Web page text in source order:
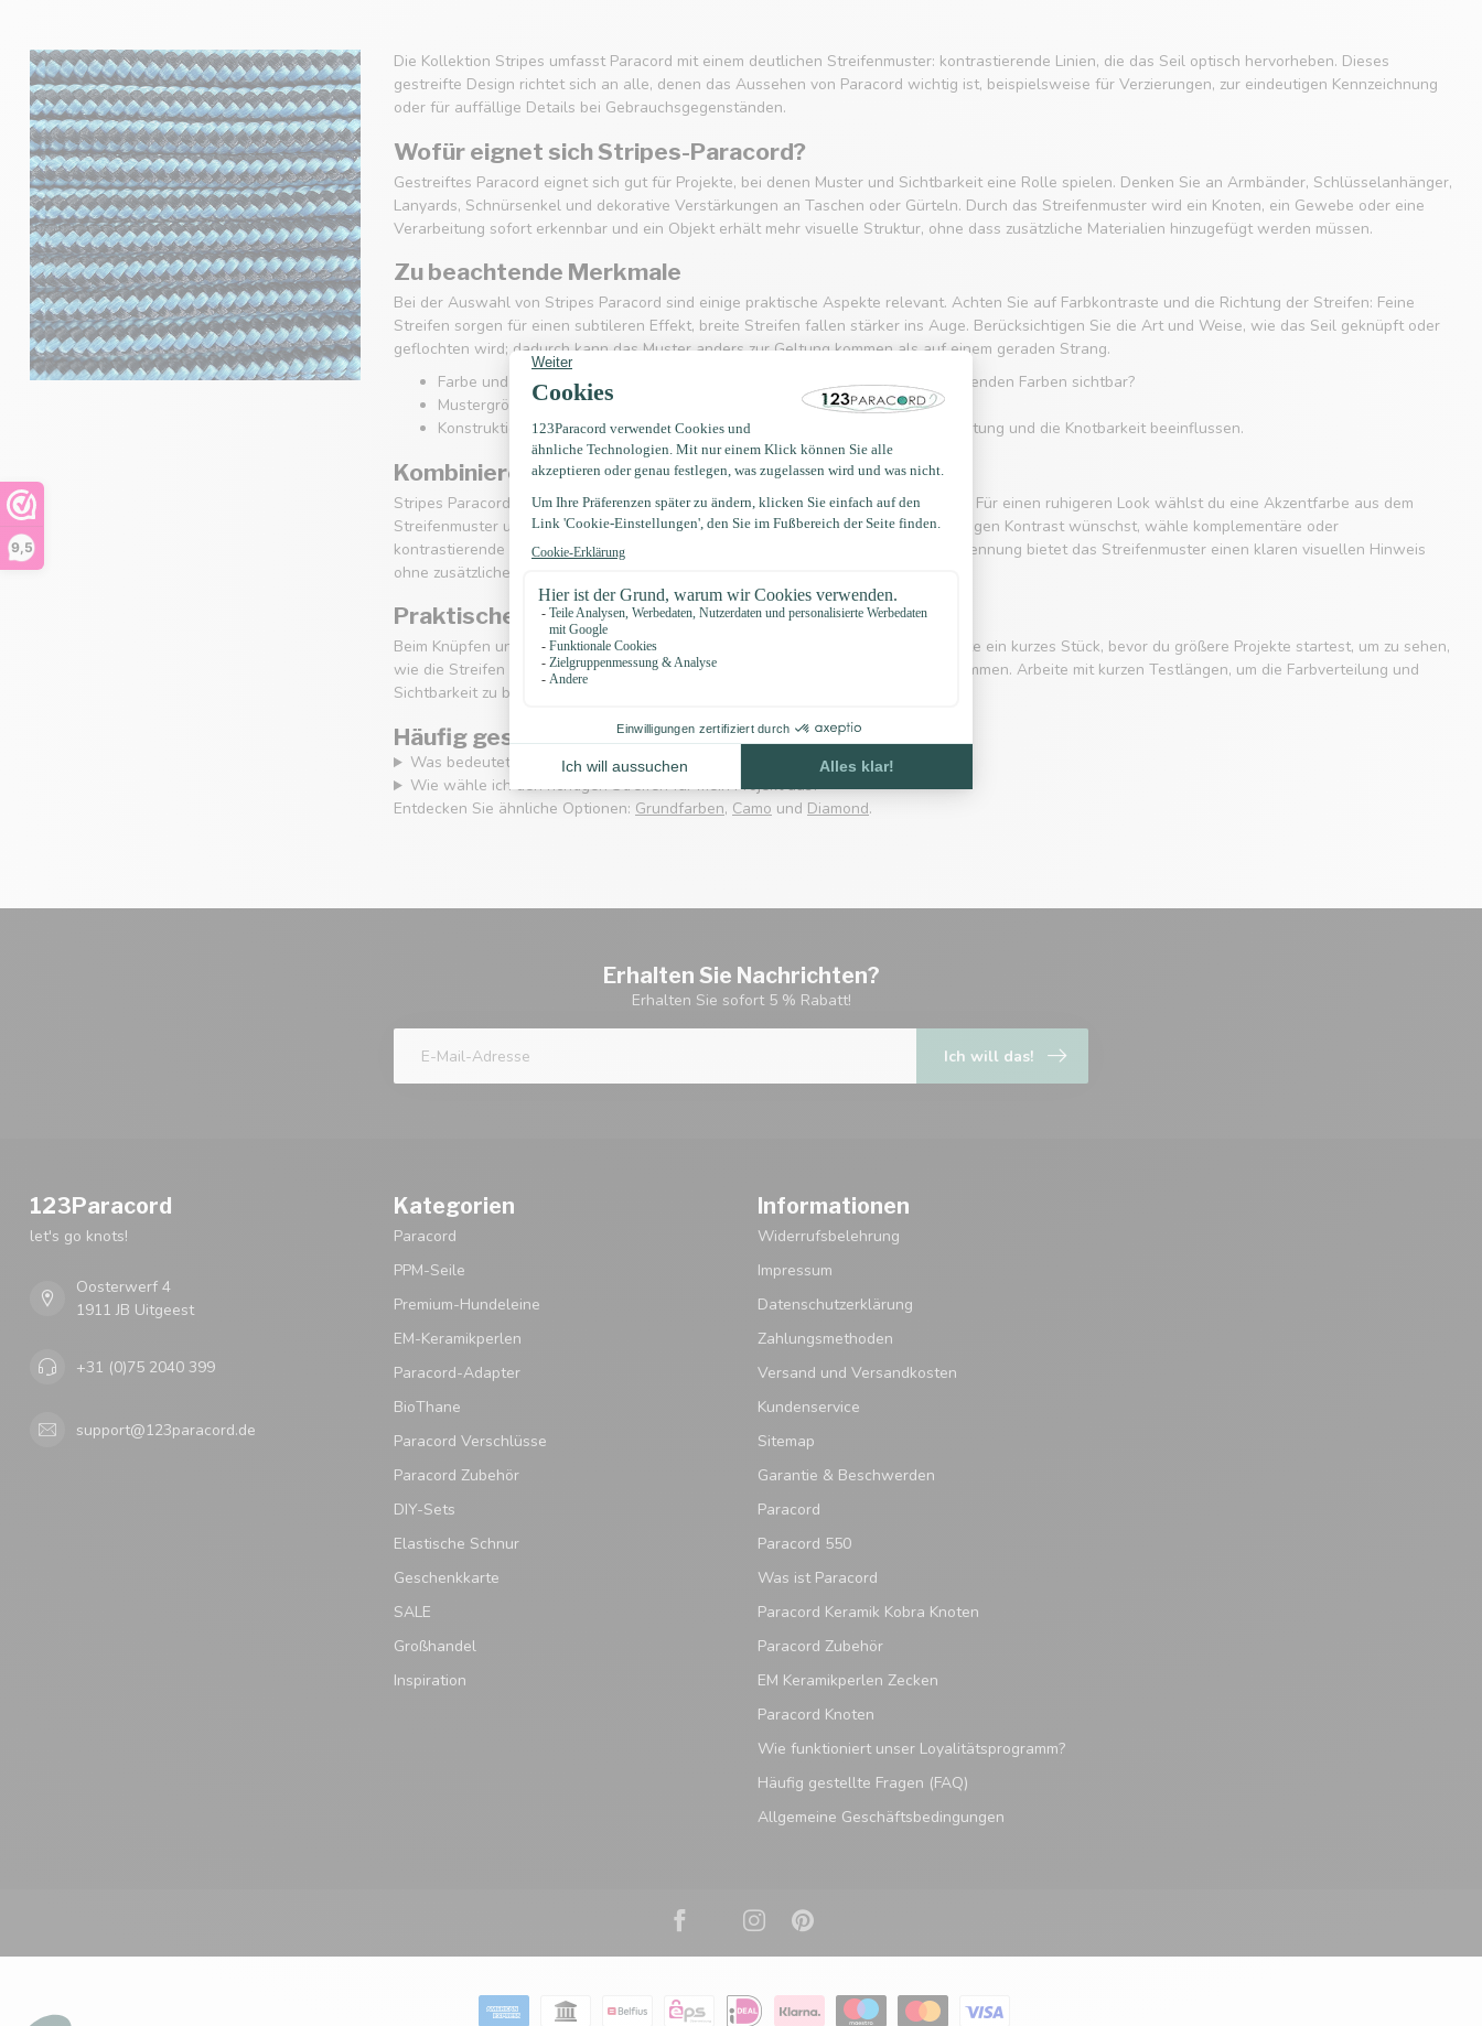
9,5
Die Kollektion Stripes umfasst Paracord mit einem deutlichen Streifenmuster: kontrastierende Linien, die das Seil optisch hervorheben. Dieses
gestreifte Design richtet sich an alle, denen das Aussehen von Paracord wichtig ist, beispielsweise für Verzierungen, zur eindeutigen Kennzeichnung
oder für auffällige Details bei Gebrauchsgegenständen.
Wofür eignet sich Stripes-Paracord?
Gestreiftes Paracord eignet sich gut für Projekte, bei denen Muster und Sichtbarkeit eine Rolle spielen. Denken Sie an Armbänder, Schlüsselanhänger,
Lanyards, Schnürsenkel und dekorative Verstärkungen an Taschen oder Gürteln. Durch das Streifenmuster wird ein Knoten, ein Gewebe oder eine
Verarbeitung sofort erkennbar und ein Objekt erhält mehr visuelle Struktur, ohne dass zusätzliche Materialien hinzugefügt werden müssen.
Zu beachtende Merkmale
Bei der Auswahl von Stripes Paracord sind einige praktische Aspekte relevant. Achten Sie auf Farbkontraste und die Richtung der Streifen: Feine
Streifen sorgen für einen subtileren Effekt, breite Streifen fallen stärker ins Auge. Berücksichtigen Sie die Art und Weise, wie das Seil geknüpft oder
geflochten wird; dadurch kann das Muster anders zur Geltung kommen als auf einem geraden Strang.
Farbe und Kontrast: Wie gut sind die Streifen in Kombination mit den umgebenden Farben sichtbar?
Mustergröße: Feine versus grobe Streifen beeinflussen das Endergebnis.
Konstruktion und Flexibilität: Bestimmte Musterwechsel können die Verarbeitung und die Knotbarkeit beeinflussen.
Kombinieren und Styling
Stripes Paracord lässt sich leicht mit Unifarben und anderen Mustern kombinieren. Für einen ruhigeren Look wählst du eine Akzentfarbe aus dem
Streifenmuster und kombinierst diese mit einer einfarbigen Schnur. Wenn du hingegen Kontrast wünschst, wähle komplementäre oder
kontrastierende Farbtöne. Für funktionale Anwendungen wie Markierung oder Erkennung bietet das Streifenmuster einen klaren visuellen Hinweis
ohne zusätzliches Etikett oder Label.
Praktische Tipps zur Verarbeitung
Beim Knüpfen und Flechten können sich die Streifen im Muster „verschieben“. Teste ein kurzes Stück, bevor du größere Projekte startest, um zu sehen,
wie die Streifen bei mehrfachen Knoten oder bei flachem Geflecht zur Geltung kommen. Arbeite mit kurzen Testlängen, um die Farbverteilung und
Sichtbarkeit zu beurteilen.
Häufig gestellte Fragen
Was bedeutet „Stripes“ in dieser Kollektion?
Wie wähle ich den richtigen Streifen für mein Projekt aus?
Entdecken Sie ähnliche Optionen: Grundfarben, Camo und Diamond.
Erhalten Sie Nachrichten?
Erhalten Sie sofort 5 % Rabatt!
Ich will das!
123Paracord
let's go knots!
Oosterwerf 4
1911 JB Uitgeest
+31 (0)75 2040 399
support@123paracord.de
Kategorien
Paracord
PPM-Seile
Premium-Hundeleine
EM-Keramikperlen
Paracord-Adapter
BioThane
Paracord Verschlüsse
Paracord Zubehör
DIY-Sets
Elastische Schnur
Geschenkkarte
SALE
Großhandel
Inspiration
Informationen
Widerrufsbelehrung
Impressum
Datenschutzerklärung
Zahlungsmethoden
Versand und Versandkosten
Kundenservice
Sitemap
Garantie & Beschwerden
Paracord
Paracord 550
Was ist Paracord
Paracord Keramik Kobra Knoten
Paracord Zubehör
EM Keramikperlen Zecken
Paracord Knoten
Wie funktioniert unser Loyalitätsprogramm?
Häufig gestellte Fragen (FAQ)
Allgemeine Geschäftsbedingungen